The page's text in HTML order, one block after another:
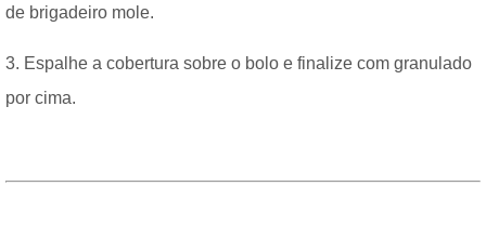
de brigadeiro mole.
3. Espalhe a cobertura sobre o bolo e finalize com granulado
por cima.